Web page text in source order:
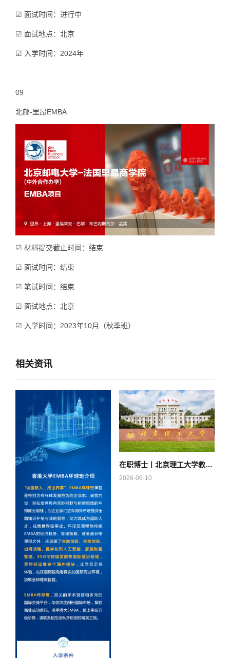
☑ 面试时间：进行中
☑ 面试地点：北京
☑ 入学时间：2024年
09
北邮-里昂EMBA
☑ 材料提交截止时间：结束
☑ 面试时间：结束
☑ 笔试时间：结束
☑ 面试地点：北京
☑ 入学时间：2023年10月（秋季班）
相关资讯
在职博士丨北京理工大学教育学院2026年教育博士专业学位（Ed.D.）研究生
2026-06-10